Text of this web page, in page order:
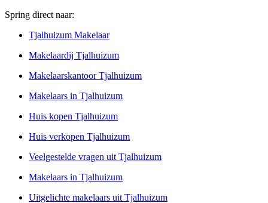
Spring direct naar:
Tjalhuizum Makelaar
Makelaardij Tjalhuizum
Makelaarskantoor Tjalhuizum
Makelaars in Tjalhuizum
Huis kopen Tjalhuizum
Huis verkopen Tjalhuizum
Veelgestelde vragen uit Tjalhuizum
Makelaars in Tjalhuizum
Uitgelichte makelaars uit Tjalhuizum